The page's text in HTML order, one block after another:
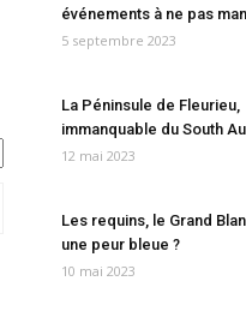
événements à ne pas
5 septembre 2023
La Péninsule de Fleurieu,
immanquable du South
12 mai 2023
Les requins, le Grand
une peur bleue ?
10 mai 2023